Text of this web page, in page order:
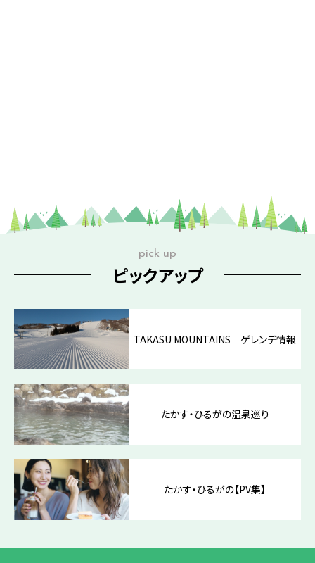
pick up
ピックアップ
TAKASU MOUNTAINS ゲレンデ情報
たかす・ひるがの温泉巡り
たかす・ひるがの【PV集】